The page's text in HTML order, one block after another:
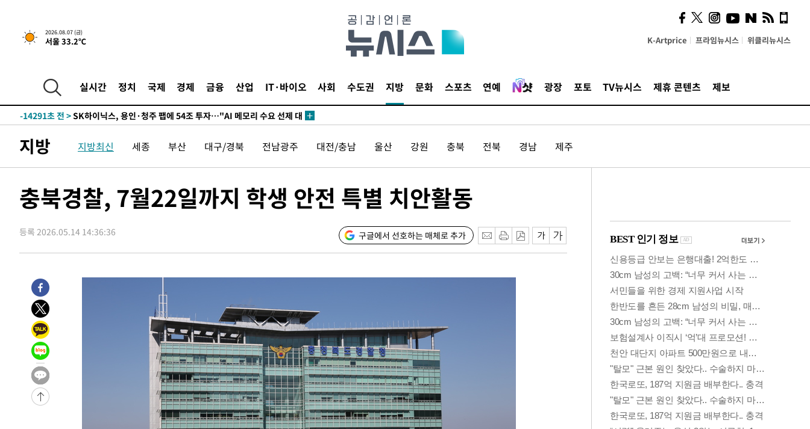
2026.08.07 (금)
서울 33.2℃ K-Artprice 프라임뉴시스 위클리뉴시스
실시간 정치 국제 경제 금융 산업 IT·바이오 사회 수도권 지방 문화 스포츠 연예 광장 포토 TV뉴시스 제휴 콘텐츠 제보
실천"
-26519초 전 >이란, "오만과 '중앙 단일 루트' 합의…북쪽 인바운드·남쪽 아웃바
운드는 임시"
-18087초 전 >"낮 기온 소폭 하락"…수도권 폭염중대경보, 폭염경보로 하향
-18014초 전 >
[단독]중수청 지원 검사들, 정원 초과 시 낮은 계급 임용…희망지 못
-15985초 전 >
-14291초 전 >SK하이닉스, 용인·청주 팹에 54조 투자…"AI 메모리 수요 선제 대
-10400초 전 >
외국인 심판 성 접대 7경기 들여다보니…한국 축구 '5승 2무'
-10134초 전 >[속보]코스닥, 2.86포인트(0.36%) 내린 798.81마감
-10067초 전 >[속보]원·달러 환율, 7.7원 내린 1416.1원 마감
-7046초 전 >[속보]종합특검, '계엄 수용공간 확보' 신용해 前교정본부장 기소
-5919초 전 >외신들도 주목한 韓축구 파문…"국민적 공분에 수사 재개"
-4912초 전 >
태 후임
-1270초 전 >
[속보]국힘 윤리위, '돌려차기 발언' 진종오·서범수 징계 절차 개시
-32143초 전 >
미 사업체 일자리, 7월에 2.3만개 순감하고 그 전 2개월 10.3만개
하향수정 (2보)
-31591초 전 >
[속보] 미 사업체, 일자리 7월에 2.3만 개 줄어…실업률은 4.1%로
-27454초 전 >
[속보]이 대통령 "부동산 공급 기존 사고방식 매달리지 말고 과감히
실천"
-26539초 전 >
이란, "오만과 '중앙 단일 루트' 합의…북쪽 인바운드·남쪽 아웃바
운드는 임시"
-18107초 전 >
"낮 기온 소폭 하락"…수도권 폭염중대경보, 폭염경보로 하향
-18071초 전 >
[속보]이 대통령, '호우피해' 안동·의성 관할 4개 면 특별재난지역
[단독]중수청 지원 검사들, 정원 초과 시 낮은 계급 임용…희망지 못
지방 지방최신 세종 부산 대구/경북 전남광주 대전/충남 울산 강원 충북 전북 경남 제주
충북경찰, 7월22일까지 학생 안전 특별 치안활동
등록 2026.05.14 14:36:36 구글에서 선호하는 매체로 추가
시, 스마트폰 액세서리에
NFC 더했다